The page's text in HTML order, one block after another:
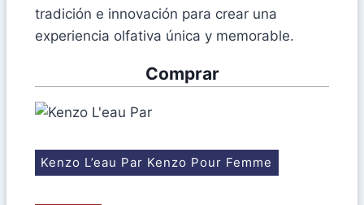
tradición e innovación para crear una
experiencia olfativa única y memorable.
Comprar
Kenzo L’eau Par Kenzo Pour Femme